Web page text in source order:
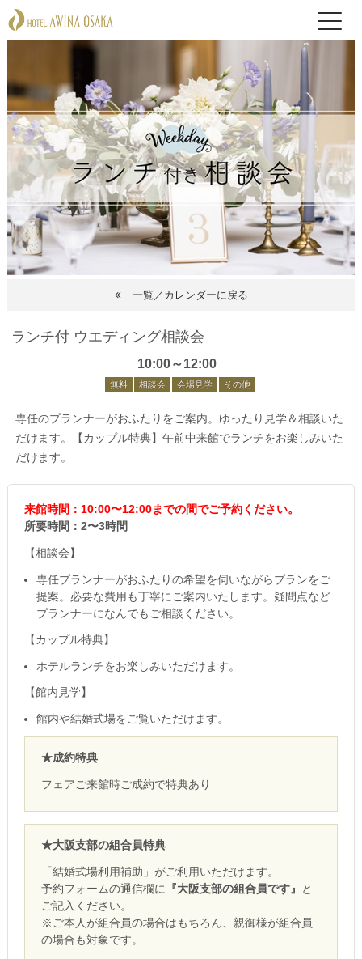
一覧／カレンダーに戻る
ランチ付 ウエディング相談会
10:00～12:00
無料 相談会 会場見学 その他
専任のプランナーがおふたりをご案内。ゆったり見学＆相談いた
だけます。【カップル特典】午前中来館でランチをお楽しみいた
だけます。
来館時間：10:00〜12:00までの間でご予約ください。
所要時間：2〜3時間
【相談会】
専任プランナーがおふたりの希望を伺いながらプランをご
提案。必要な費用も丁寧にご案内いたします。疑問点など
プランナーになんでもご相談ください。
【カップル特典】
ホテルランチをお楽しみいただけます。
【館内見学】
館内や結婚式場をご覧いただけます。
★成約特典
フェアご来館時ご成約で特典あり
★大阪支部の組合員特典
「結婚式場利用補助」がご利用いただけます。
予約フォームの通信欄に 『大阪支部の組合員です』
と
ご記入ください。
※ご本人が組合員の場合はもちろん、親御様が組合員
の場合も対象です。